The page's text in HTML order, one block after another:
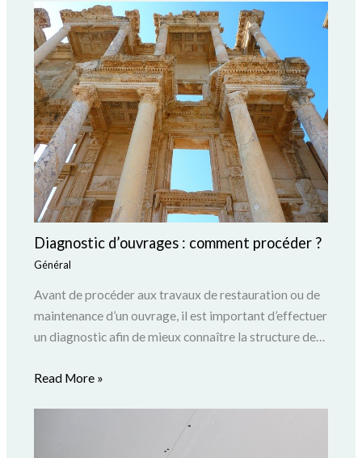
Diagnostic d’ouvrages : comment procéder ?
Général
Avant de procéder aux travaux de restauration ou de
maintenance d’un ouvrage, il est important d’effectuer
un diagnostic afin de mieux connaître la structure de…
Read More »